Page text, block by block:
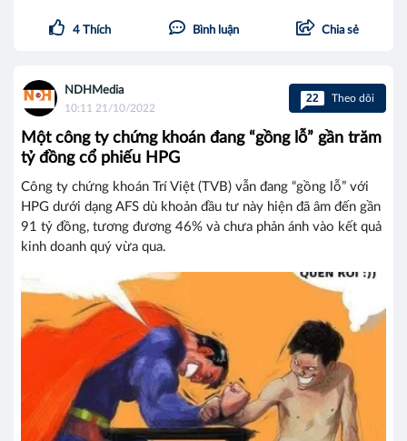
4 Thích Bình luận Chia sẻ
NDHMedia
10:11 21/10/2022
22 Theo dõi
Một công ty chứng khoán đang “gồng lỗ” gần trăm
tỷ đồng cổ phiếu HPG
Công ty chứng khoán Trí Việt (TVB) vẫn đang “gồng lỗ” với
HPG dưới dạng AFS dù khoản đầu tư này hiện đã âm đến gần
91 tỷ đồng, tương đương 46% và chưa phản ánh vào kết quả
kinh doanh quý vừa qua.